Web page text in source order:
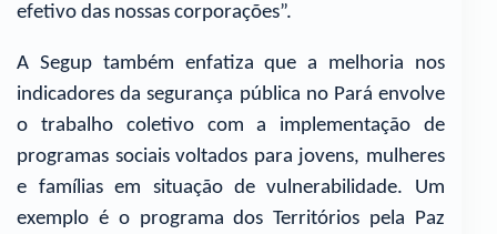
efetivo das nossas corporações”.
A Segup também enfatiza que a melhoria nos
indicadores da segurança pública no Pará envolve
o trabalho coletivo com a implementação de
programas sociais voltados para jovens, mulheres
e famílias em situação de vulnerabilidade. Um
exemplo é o programa dos Territórios pela Paz